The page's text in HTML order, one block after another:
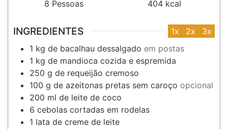
8 Pessoas
404 kcal
INGREDIENTES 1x 2x
3x
1 kg de bacalhau dessalgado em postas
1 kg de mandioca cozida e espremida
250 g de requeijão cremoso
100 g de azeitonas pretas sem caroço opcional
200 ml de leite de coco
6 cebolas cortadas em rodelas
1 lata de creme de leite